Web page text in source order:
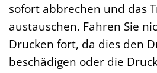
sofort abbrechen und das
austauschen. Fahren Sie
Drucken fort, da dies den
beschädigen oder die